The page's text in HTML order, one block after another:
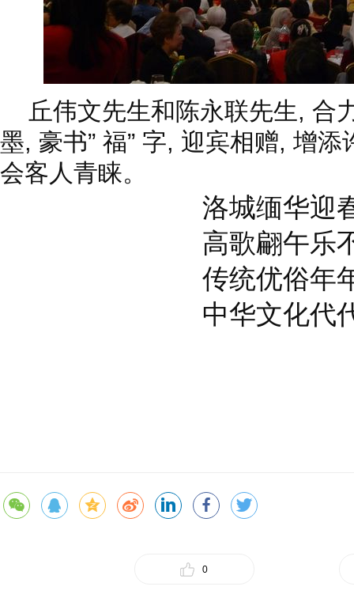
丘伟文先生和陈永联先生, 合
墨, 豪书” 福” 字, 迎宾相赠, 增
会客人青睐。
洛城缅华迎
高歌翩午乐
传统优俗年
中华文化代
0